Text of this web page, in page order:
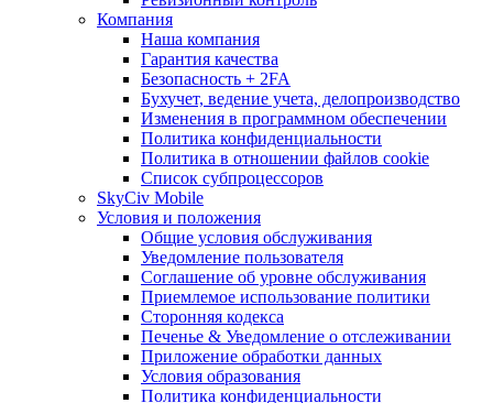
Компания
Наша компания
Гарантия качества
Безопасность + 2FA
Бухучет, ведение учета, делопроизводство
Изменения в программном обеспечении
Политика конфиденциальности
Политика в отношении файлов cookie
Список субпроцессоров
SkyCiv Mobile
Условия и положения
Общие условия обслуживания
Уведомление пользователя
Соглашение об уровне обслуживания
Приемлемое использование политики
Сторонняя кодекса
Печенье & Уведомление о отслеживании
Приложение обработки данных
Условия образования
Политика конфиденциальности